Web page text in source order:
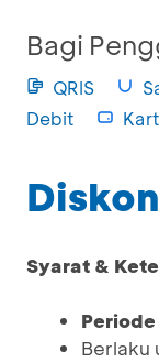
Bagi
QRIS
Debit
Syarat &
Periode
Berlaku